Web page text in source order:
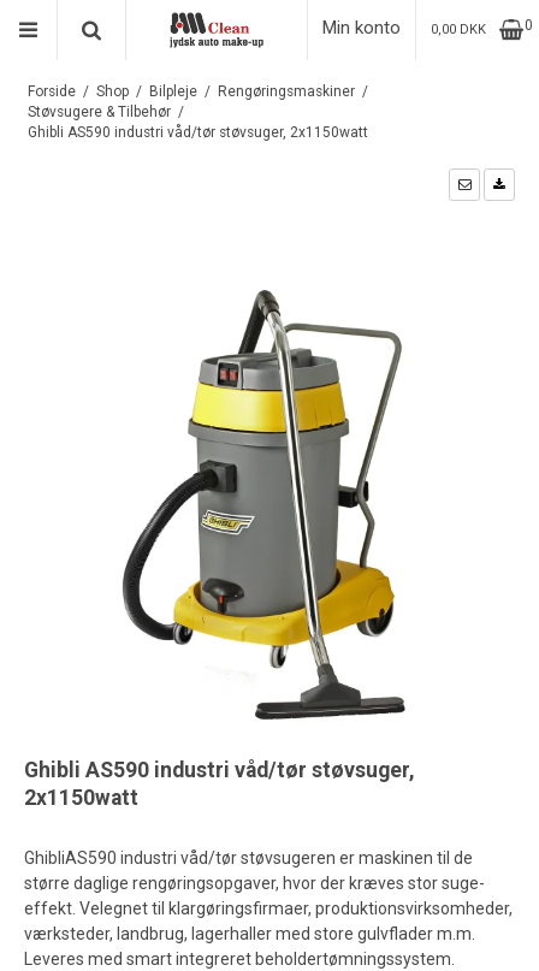
Min konto 0,00 DKK 0
Forside / Shop / Bilpleje / Rengøringsmaskiner /
Støvsugere & Tilbehør /
Ghibli AS590 industri våd/tør støvsuger, 2x1150watt
Ghibli AS590 industri våd/tør støvsuger,
2x1150watt
GhibliAS590 industri våd/tør støvsugeren er maskinen til de
større daglige rengøringsopgaver, hvor der kræves stor suge-
effekt. Velegnet til klargøringsfirmaer, produktionsvirksomheder,
værksteder, landbrug, lagerhaller med store gulvflader m.m.
Leveres med smart integreret beholdertømningssystem.